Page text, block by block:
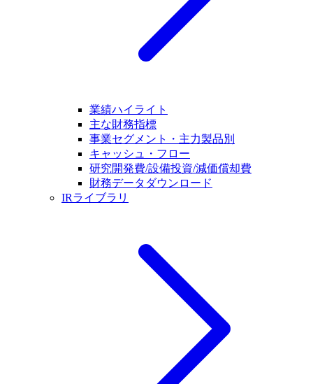
業績ハイライト
主な財務指標
事業セグメント・主力製品別
キャッシュ・フロー
研究開発費/設備投資/減価償却費
財務データダウンロード
IRライブラリ